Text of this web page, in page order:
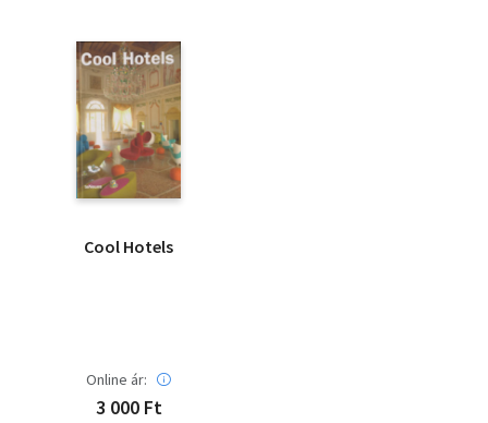
Cool Hotels
Online ár:
3 000 Ft